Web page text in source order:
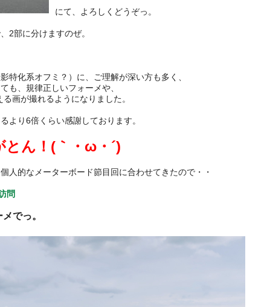
にて、よろしくどうぞっ。
2部に分けますのぜ。
特化系オフミ？）に、ご理解が深い方も多く、
も、規律正しいフォーメや、
画が撮れるようになりました。
より6倍くらい感謝しております。
とん！(｀・ω・´)
人的なメーターボード節目回に合わせてきたので・・
問
でっ。